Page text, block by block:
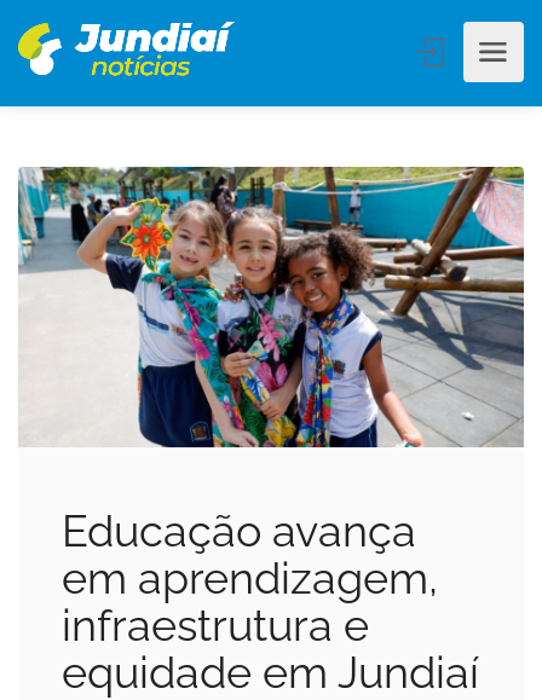
Educação avança
em aprendizagem,
infraestrutura e
equidade em Jundiaí